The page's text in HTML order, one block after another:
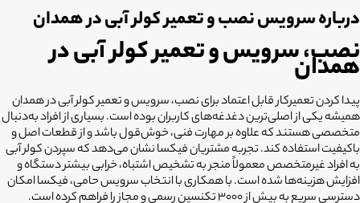
درباره سرویس نصب و تعمیر کولر آبی در همدان
نصب، سرویس و تعمیر کولر آبی در
همدان
پیدا کردن تعمیرکار قابل اعتماد برای نصب، سرویس و تعمیر کولر آبی در همدان
همیشه یکی از اصلی‌ترین دغدغه‌های کاربران بوده است. بسیاری از افراد به‌دنبال
متخصصی هستند که علاوه بر مهارت فنی، خوش‌قول باشد و از قطعات اصل و
باکیفیت استفاده کند. تجربه مشتریان فیکسا نشان می‌دهد که سپردن کولر آبی
به افراد غیرمتخصص معمولاً منجر به تشخیص اشتباه، خرابی بیشتر دستگاه و
افزایش هزینه‌ها شده است. با همکاری با انتخاب سرویس حامی، فیکسا امکان
دسترسی سریع به بیش از ۳۰۰۰ تکنسین رسمی و مجاز را فراهم کرده است.